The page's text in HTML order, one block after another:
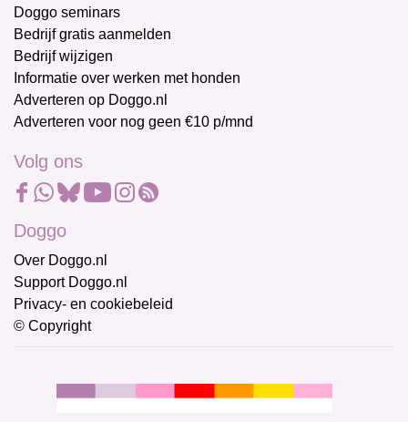
Doggo seminars
Bedrijf gratis aanmelden
Bedrijf wijzigen
Informatie over werken met honden
Adverteren op Doggo.nl
Adverteren voor nog geen €10 p/mnd
Volg ons
Doggo
Over Doggo.nl
Support Doggo.nl
Privacy- en cookiebeleid
© Copyright